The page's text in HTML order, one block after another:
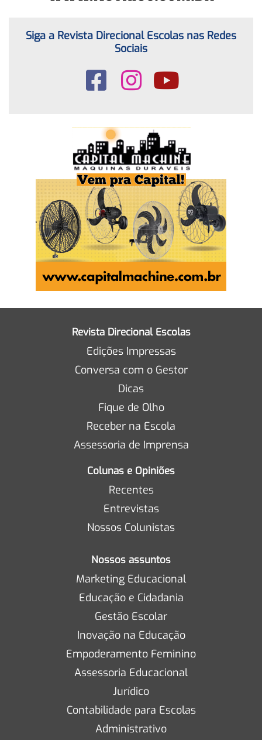
Siga a Revista Direcional Escolas nas Redes
Sociais
Revista Direcional Escolas
Edições Impressas
Conversa com o Gestor
Dicas
Fique de Olho
Receber na Escola
Assessoria de Imprensa
Colunas e Opiniões
Recentes
Entrevistas
Nossos Colunistas
Nossos assuntos
Marketing Educacional
Educação e Cidadania
Gestão Escolar
Inovação na Educação
Empoderamento Feminino
Assessoria Educacional
Jurídico
Contabilidade para Escolas
Administrativo